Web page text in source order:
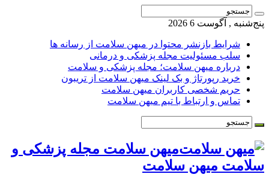
پنج‌شنبه , آگوست 6 2026
شرایط بازنشر محتوا در میهن سلامت از رسانه ها
سلب مسئولیت مجله پزشکی و درمانی
درباره میهن سلامت؛ مجله پزشکی و سلامت
خرید رپورتاژ و بک لینک میهن سلامت از تریبون
حریم شخصی کاربران میهن سلامت
تماس و ارتباط با تیم میهن سلامت
میهن سلامت مجله پزشکی و
سلامت میهن سلامت